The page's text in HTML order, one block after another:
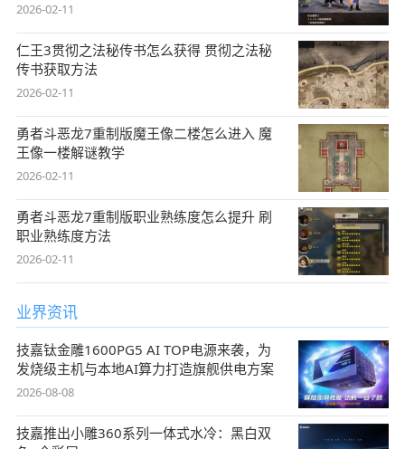
2026-02-11
仁王3贯彻之法秘传书怎么获得 贯彻之法秘
传书获取方法
2026-02-11
勇者斗恶龙7重制版魔王像二楼怎么进入 魔
王像一楼解谜教学
2026-02-11
勇者斗恶龙7重制版职业熟练度怎么提升 刷
职业熟练度方法
2026-02-11
业界资讯
技嘉钛金雕1600PG5 AI TOP电源来袭，为
发烧级主机与本地AI算力打造旗舰供电方案
2026-08-08
技嘉推出小雕360系列一体式水冷：黑白双